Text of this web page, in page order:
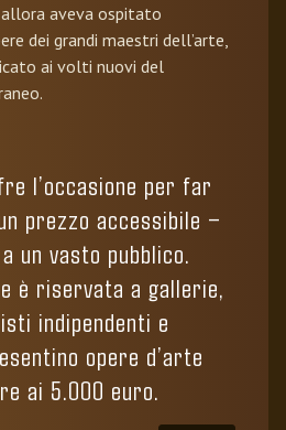
aveva ospitato
dei grandi maestri dell’arte,
ai volti nuovi del
l’occasione per far
prezzo accessibile –
un vasto pubblico.
è riservata a gallerie,
indipendenti e
opere d’arte
ai 5.000 euro.